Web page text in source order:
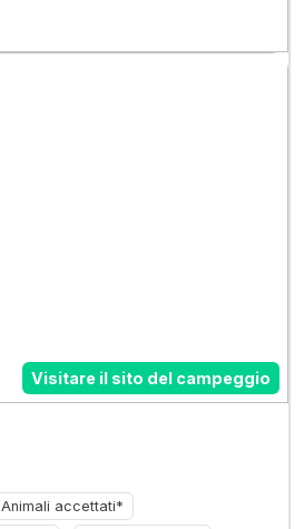
Visitare il sito del campeggio
Animali accettati*